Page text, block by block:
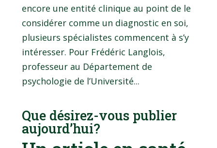
encore une entité clinique au point de le
considérer comme un diagnostic en soi,
plusieurs spécialistes commencent à s’y
intéresser. Pour Frédéric Langlois,
professeur au Département de
psychologie de l’Université...
Que désirez-vous publier
aujourd’hui?